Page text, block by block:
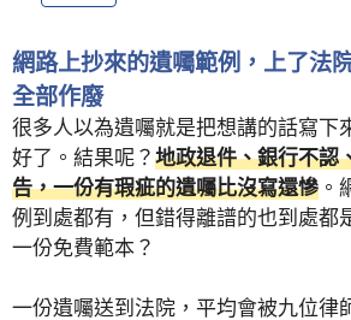
網路上抄來的遺囑範例，上了法
全部作廢
很多人以為遺囑就是把想講的話寫下
好了。結果呢？ 地政退件、銀行不認
告，一份有瑕疵的遺囑比沒寫還慘 。
例到處都有，但錯得離譜的也到處都
一份免費範本？
一份遺囑送到法院，平均會被九位律